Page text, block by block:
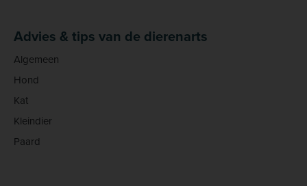
Advies & tips van de dierenarts
Algemeen
Hond
Kat
Kleindier
Paard